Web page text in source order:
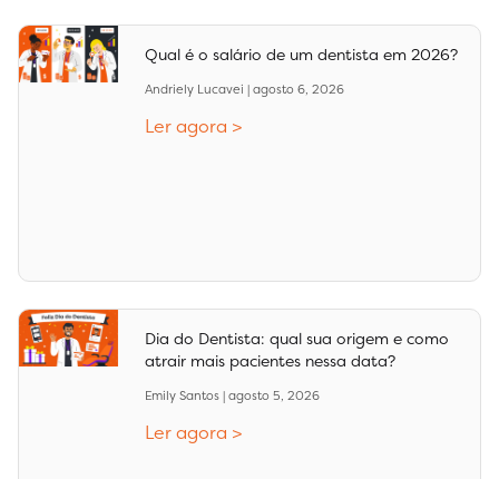
Qual é o salário de um dentista em 2026?
Andriely Lucavei agosto 6, 2026
Ler agora >
Dia do Dentista: qual sua origem e como
atrair mais pacientes nessa data?
Emily Santos agosto 5, 2026
Ler agora >